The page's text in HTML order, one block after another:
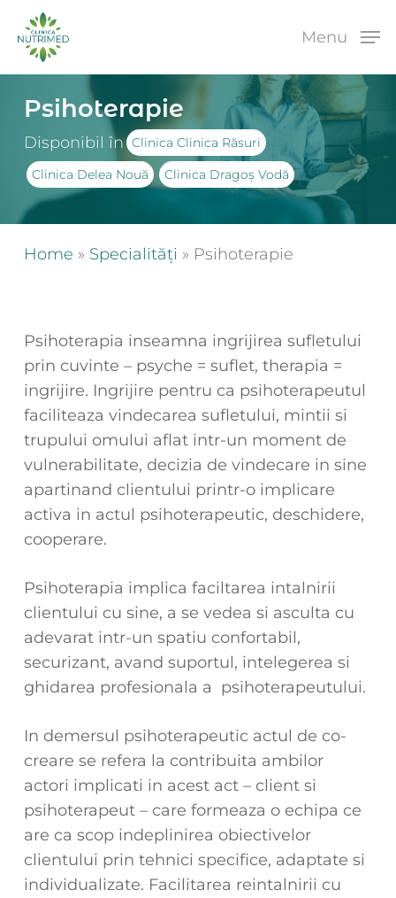
main
Menu
Psihoterapie
Disponibil în Clinica Clinica Răsuri
Clinica Delea Nouă
Clinica Dragoș Vodă
Home » Specialități » Psihoterapie
Psihoterapia inseamna ingrijirea sufletului
prin cuvinte – psyche = suflet, therapia =
ingrijire. Ingrijire pentru ca psihoterapeutul
faciliteaza vindecarea sufletului, mintii si
trupului omului aflat intr-un moment de
vulnerabilitate, decizia de vindecare in sine
apartinand clientului printr-o implicare
activa in actul psihoterapeutic, deschidere,
cooperare.
Psihoterapia implica faciltarea intalnirii
clientului cu sine, a se vedea si asculta cu
adevarat intr-un spatiu confortabil,
securizant, avand suportul, intelegerea si
ghidarea profesionala a psihoterapeutului.
In demersul psihoterapeutic actul de co-
creare se refera la contribuita ambilor
actori implicati in acest act – client si
psihoterapeut – care formeaza o echipa ce
are ca scop indeplinirea obiectivelor
clientului prin tehnici specifice, adaptate si
individualizate. Facilitarea reintalnirii cu